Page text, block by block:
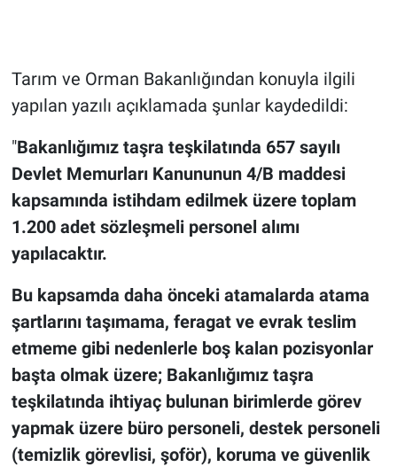
Tarım ve Orman Bakanlığından konuyla ilgili
yapılan yazılı açıklamada şunlar kaydedildi:
"Bakanlığımız taşra teşkilatında 657 sayılı
Devlet Memurları Kanununun 4/B maddesi
kapsamında istihdam edilmek üzere toplam
1.200 adet sözleşmeli personel alımı
yapılacaktır.
Bu kapsamda daha önceki atamalarda atama
şartlarını taşımama, feragat ve evrak teslim
etmeme gibi nedenlerle boş kalan pozisyonlar
başta olmak üzere; Bakanlığımız taşra
teşkilatında ihtiyaç bulunan birimlerde görev
yapmak üzere büro personeli, destek personeli
(temizlik görevlisi, şoför), koruma ve güvenlik